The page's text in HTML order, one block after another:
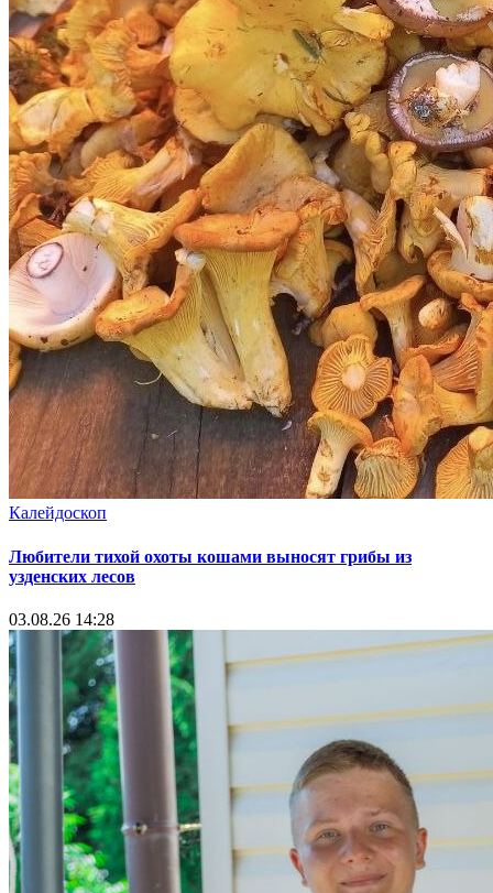
Калейдоскоп
Любители тихой охоты кошами выносят грибы из
узденских лесов
03.08.26 14:28